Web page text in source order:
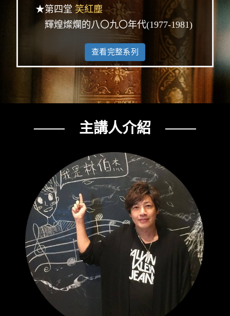
★第四堂 笑紅塵
輝煌燦爛的八〇九〇年代(1977-1981)
查看完整系列
─── 主講人介紹 ───